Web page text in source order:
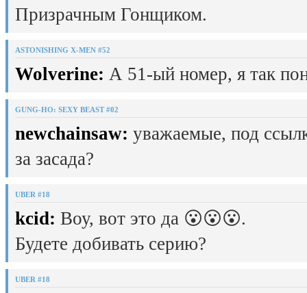
Призрачным Гонщиком.
ASTONISHING X-MEN #52
Wolverine: А 51-ый номер, я так
GUNG-HO: SEXY BEAST #02
newchainsaw: уважаемые, под
за засада?
UBER #18
kcid: Воу, вот это да 😮😮😮.
Будете добивать серию?
UBER #18